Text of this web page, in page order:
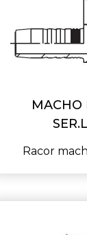
MACHO
Racor